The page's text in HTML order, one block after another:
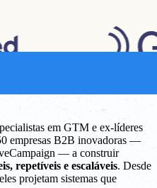
em GTM e ex-líderes
empresas B2B inovadoras —
— a construir
repetíveis e escaláveis. Desde
projetam sistemas que